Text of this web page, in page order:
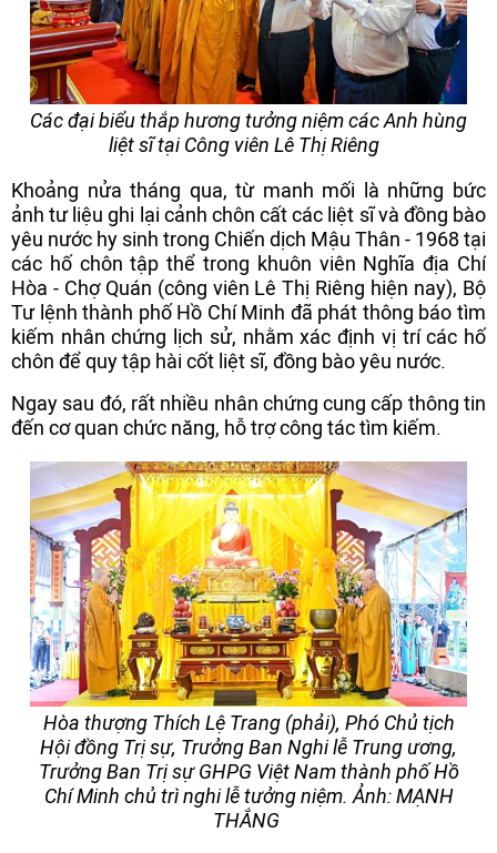
Các đại biểu thắp hương tưởng niệm các Anh hùng
liệt sĩ tại Công viên Lê Thị Riêng
Khoảng nửa tháng qua, từ manh mối là những bức
ảnh tư liệu ghi lại cảnh chôn cất các liệt sĩ và đồng bào
yêu nước hy sinh trong Chiến dịch Mậu Thân - 1968 tại
các hố chôn tập thể trong khuôn viên Nghĩa địa Chí
Hòa - Chợ Quán (công viên Lê Thị Riêng hiện nay), Bộ
Tư lệnh thành phố Hồ Chí Minh đã phát thông báo tìm
kiếm nhân chứng lịch sử, nhằm xác định vị trí các hố
chôn để quy tập hài cốt liệt sĩ, đồng bào yêu nước.
Ngay sau đó, rất nhiều nhân chứng cung cấp thông tin
đến cơ quan chức năng, hỗ trợ công tác tìm kiếm.
Hòa thượng Thích Lệ Trang (phải), Phó Chủ tịch
Hội đồng Trị sự, Trưởng Ban Nghi lễ Trung ương,
Trưởng Ban Trị sự GHPG Việt Nam thành phố Hồ
Chí Minh chủ trì nghi lễ tưởng niệm. Ảnh: MẠNH
THẮNG